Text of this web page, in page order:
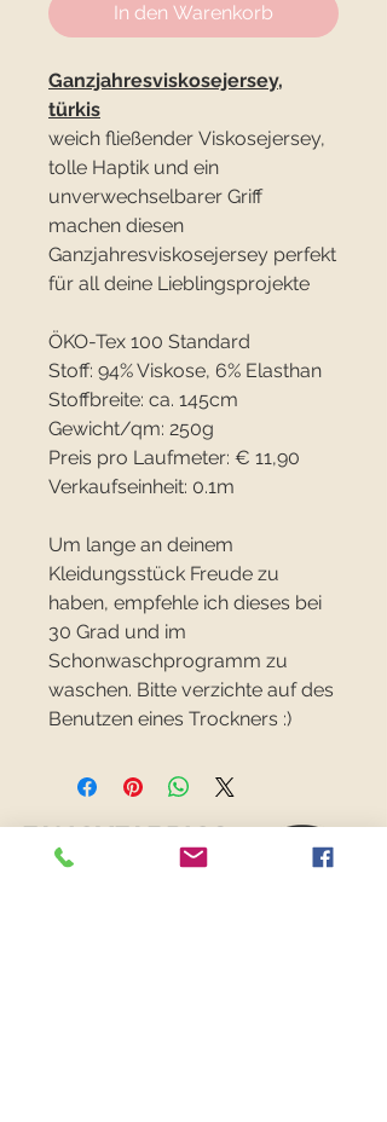
In den Warenkorb
Ganzjahresviskosejersey,
türkis
weich fließender Viskosejersey,
tolle Haptik und ein
unverwechselbarer Griff
machen diesen
Ganzjahresviskosejersey perfekt
für all deine Lieblingsprojekte
ÖKO-Tex 100 Standard
Stoff: 94% Viskose, 6% Elasthan
Stoffbreite: ca. 145cm
Gewicht/qm: 250g
Preis pro Laufmeter: € 11,90
Verkaufseinheit: 0.1m
Um lange an deinem
Kleidungsstück Freude zu
haben, empfehle ich dieses bei
30 Grad und im
Schonwaschprogramm zu
waschen. Bitte verzichte auf des
Benutzen eines Trockners :)
FANCYFABRICS